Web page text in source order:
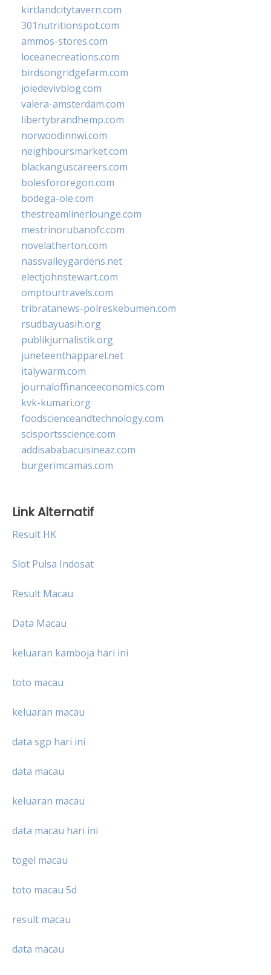
kirtlandcitytavern.com
301nutritionspot.com
ammos-stores.com
loceanecreations.com
birdsongridgefarm.com
joiedevivblog.com
valera-amsterdam.com
libertybrandhemp.com
norwoodinnwi.com
neighboursmarket.com
blackanguscareers.com
bolesfororegon.com
bodega-ole.com
thestreamlinerlounge.com
mestrinorubanofc.com
novelatherton.com
nassvalleygardens.net
electjohnstewart.com
omptourtravels.com
tribratanews-polreskebumen.com
rsudbayuasih.org
publikjurnalistik.org
juneteenthapparel.net
italywarm.com
journaloffinanceeconomics.com
kvk-kumari.org
foodscienceandtechnology.com
scisportsscience.com
addisababacuisineaz.com
burgerimcamas.com
Link Alternatif
Result HK
Slot Pulsa Indosat
Result Macau
Data Macau
keluaran kamboja hari ini
toto macau
keluaran macau
data sgp hari ini
data macau
keluaran macau
data macau hari ini
togel macau
toto macau 5d
result macau
data macau